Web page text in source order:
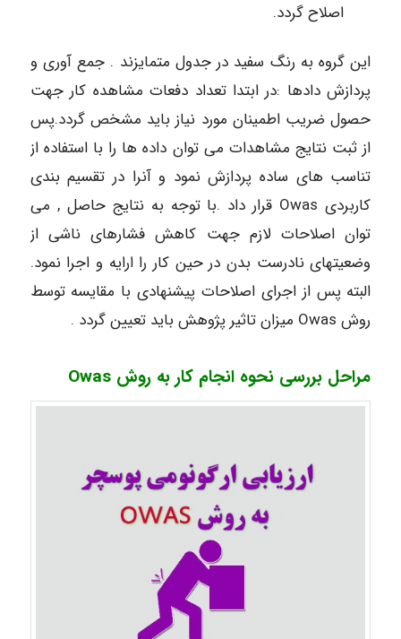
اصلاح گردد.
این گروه به رنگ سفید در جدول متمایزند . جمع آوری و
پردازش دادها :در ابتدا تعداد دفعات مشاهده کار جهت
حصول ضریب اطمینان مورد نیاز باید مشخص گردد.پس
از ثبت نتایج مشاهدات می توان داده ها را با استفاده از
تناسب های ساده پردازش نمود و آنرا در تقسیم بندی
کاربردی Owas قرار داد .با توجه به نتایج حاصل , می
توان اصلاحات لازم جهت کاهش فشارهای ناشی از
وضعیتهای نادرست بدن در حین کار را ارایه و اجرا نمود.
البته پس از اجرای اصلاحات پیشنهادی با مقایسه توسط
روش Owas میزان تاثیر پژوهش باید تعیین گردد .
مراحل بررسی نحوه انجام کار به روش Owas